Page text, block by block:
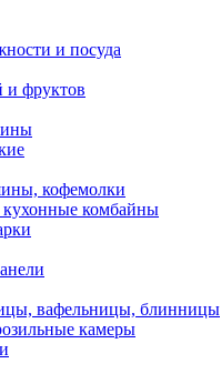
и посуда
и фруктов
кофемолки
комбайны
вафельницы, блинницы
камеры